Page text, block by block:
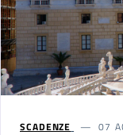
SCADENZE 07